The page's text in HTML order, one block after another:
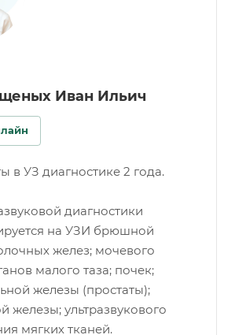
Иван Ильич
в УЗ диагностике 2 года.
диагностики
на УЗИ брюшной
желез; мочевого
малого таза; почек;
железы (простаты);
железы; ультразвукового
мягких тканей.